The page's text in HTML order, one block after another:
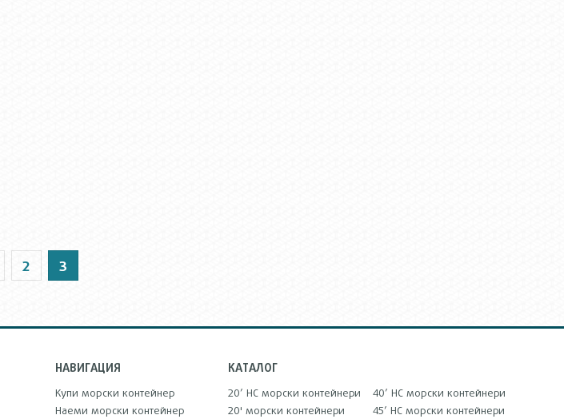
2 3
НАВИГАЦИЯ
Купи морски контейнер
Наеми морски контейнер
КАТАЛОГ
20’ HC морски контейнери
20' морски контейнери
40’ HC морски контейнери
45’ HC морски контейнери